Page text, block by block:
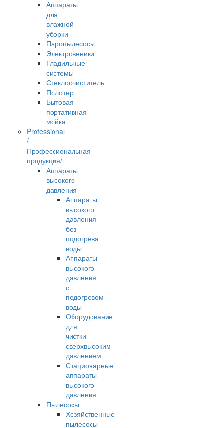
Аппараты
для
влажной
уборки
Паропылесосы
Электровеники
Гладильные
системы
Стеклоочиститель
Полотер
Бытовая
портативная
мойка
Professional
/
Профессиональная
продукция/
Аппараты
высокого
давления
Аппараты
высокого
давления
без
подогрева
воды
Аппараты
высокого
давления
с
подогревом
воды
Оборудование
для
чистки
сверхвысоким
давлением
Стационарные
аппараты
высокого
давления
Пылесосы
Хозяйственные
пылесосы